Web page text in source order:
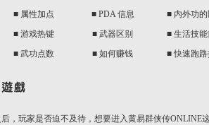
■ 属性加点 ■ PDA 信息 ■ 内外功
■ 游戏热键 ■武器区别 ■生活技
■ 武功点数 ■如何赚钱 ■快速跑
，玩家是否迫不及待，想要进入黄易群侠传ONLINE